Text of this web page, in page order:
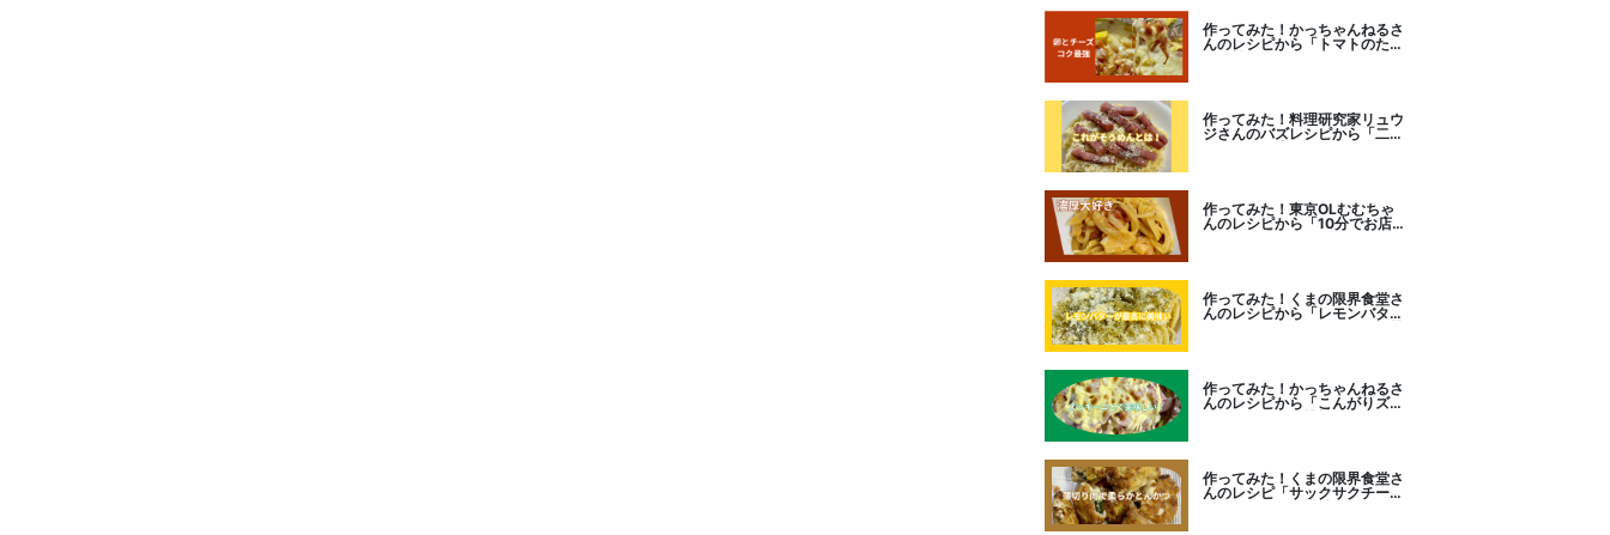
作ってみた！かっちゃんねるさ
んのレシピから「トマトのたま
作ってみた！料理研究家リュウ
ジさんのバズレシピから「二度
作ってみた！東京OLむむちゃ
んのレシピから「10分でお店
作ってみた！くまの限界食堂さ
んのレシピから「レモンバター
作ってみた！かっちゃんねるさ
んのレシピから「こんがりズッ
作ってみた！くまの限界食堂さ
んのレシピ「サックサクチーズ